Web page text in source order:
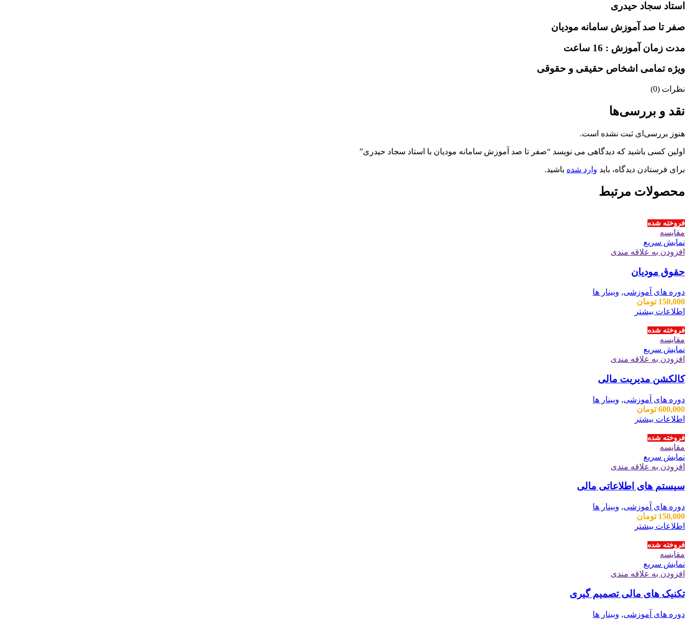
استاد سجاد حیدری
صفر تا صد آموزش سامانه مودیان
مدت زمان آموزش : 16 ساعت
ویژه تمامی اشخاص حقیقی و حقوقی
نظرات (0)
نقد و بررسی‌ها
هنوز بررسی‌ای ثبت نشده است.
اولین کسی باشید که دیدگاهی می نویسد “صفر تا صد آموزش سامانه مودیان با استاد سجاد حیدری”
برای فرستادن دیدگاه، باید وارد شده باشید.
محصولات مرتبط
فروخته شده
مقايسه
نمایش سریع
افزودن به علاقه مندی
حقوق مودیان
دوره های آموزشی, وبینار ها
150,000 تومان
اطلاعات بیشتر
فروخته شده
مقايسه
نمایش سریع
افزودن به علاقه مندی
کالکشن مدیریت مالی
دوره های آموزشی, وبینار ها
600,000 تومان
اطلاعات بیشتر
فروخته شده
مقايسه
نمایش سریع
افزودن به علاقه مندی
سیستم های اطلاعاتی مالی
دوره های آموزشی, وبینار ها
150,000 تومان
اطلاعات بیشتر
فروخته شده
مقايسه
نمایش سریع
افزودن به علاقه مندی
تکنیک های مالی تصمیم گیری
دوره های آموزشی, وبینار ها